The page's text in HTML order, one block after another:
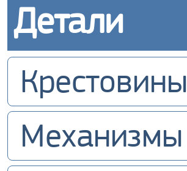
Детали
Крестовины
Механизмы